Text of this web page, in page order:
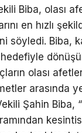
Biba, olası
en hızlı
söyledi. Biba,
olası
arasında
Şahin Biba,